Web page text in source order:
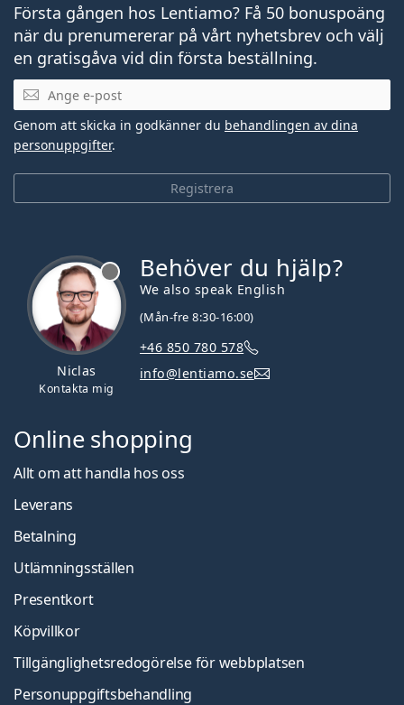
Första gången hos Lentiamo? Få 50 bonuspoäng
när du prenumererar på vårt nyhetsbrev och välj
en gratisgåva vid din första beställning.
Mejladress
Registrera
Genom att skicka in godkänner du behandlingen av dina
personuppgifter.
Niclas
Kontakta mig
Behöver du hjälp?
We also speak English
(Mån-fre 8:30-16:00)
+46 850 780 578
info@lentiamo.se
Online shopping
Allt om att handla hos oss
Leverans
Betalning
Utlämningsställen
Presentkort
Köpvillkor
Tillgänglighetsredogörelse för webbplatsen
Personuppgiftsbehandling